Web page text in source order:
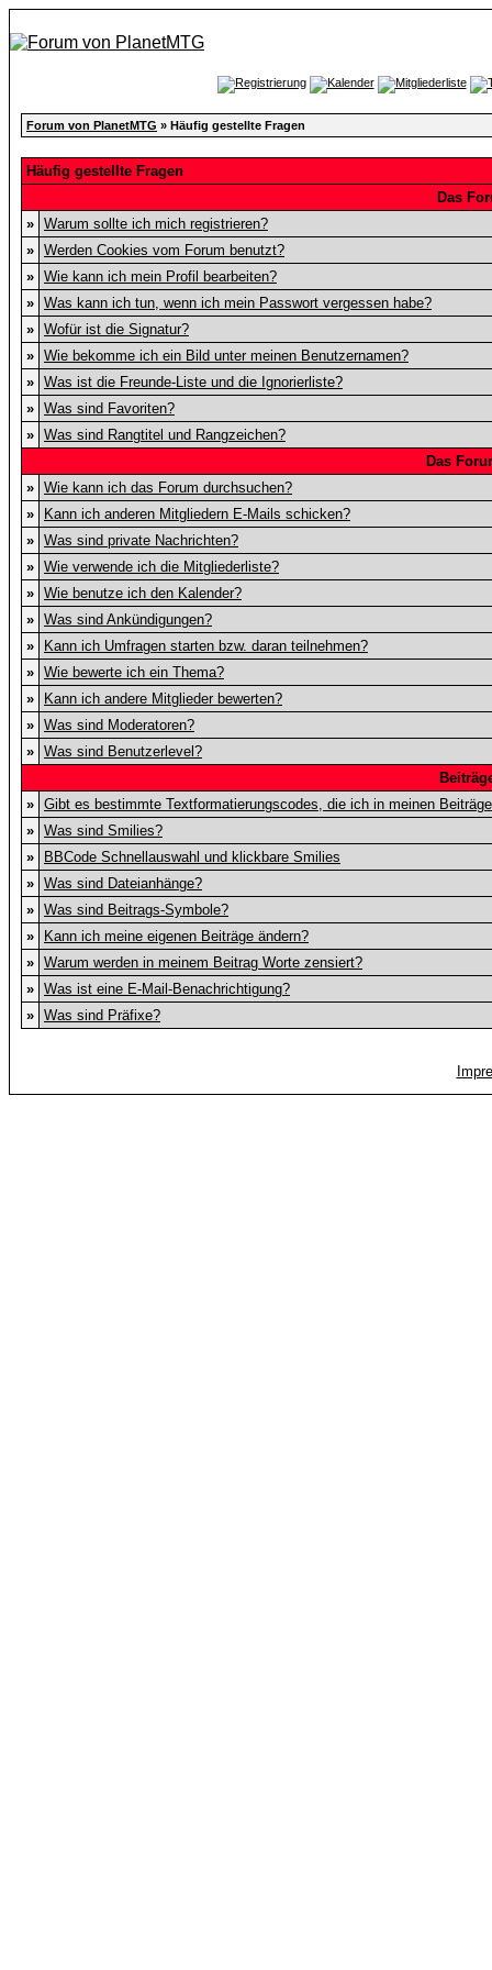
Forum von PlanetMTG » Häufig gestellte Fragen
Häufig gestellte Fragen
Das
» Warum sollte ich mich registrieren?
» Werden Cookies vom Forum benutzt?
» Wie kann ich mein Profil bearbeiten?
» Was kann ich tun, wenn ich mein Passwort vergessen habe?
» Wofür ist die Signatur?
» Wie bekomme ich ein Bild unter meinen Benutzernamen?
» Was ist die Freunde-Liste und die Ignorierliste?
» Was sind Favoriten?
» Was sind Rangtitel und Rangzeichen?
Das
» Wie kann ich das Forum durchsuchen?
»
Kann ich anderen Mitgliedern E-Mails schicken?
» Was sind private Nachrichten?
» Wie verwende ich die Mitgliederliste?
» Wie benutze ich den Kalender?
» Was sind Ankündigungen?
»
Kann ich Umfragen starten bzw. daran teilnehmen?
» Wie bewerte ich ein Thema?
»
Kann ich andere Mitglieder bewerten?
» Was sind Moderatoren?
» Was sind Benutzerlevel?
» Gibt es bestimmte Textformatierungscodes, die ich in meinen
» Was sind Smilies?
»
BBCode Schnellauswahl und klickbare Smilies
» Was sind Dateianhänge?
» Was sind Beitrags-Symbole?
»
Kann ich meine eigenen Beiträge ändern?
» Warum werden in meinem Beitrag Worte zensiert?
» Was ist eine E-Mail-Benachrichtigung?
» Was sind Präfixe?